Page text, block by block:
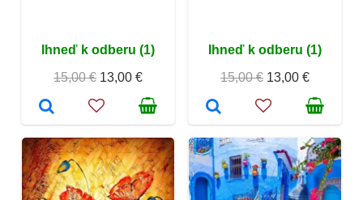
Ihneď k odberu (1)
15,00 € 13,00 €
Ihneď k odberu (1)
15,00 € 13,00 €